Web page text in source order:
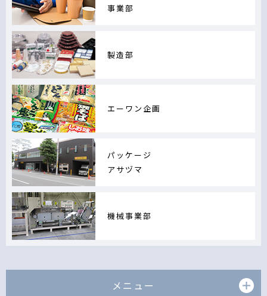
事業部
製造部
エーワン企画
パッケージ
アサヅマ
機械事業部
メニュー